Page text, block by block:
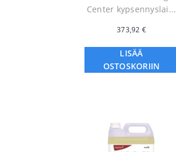
Center kypsennyslai...
373,92 €
LISÄÄ
OSTOSKORIIN